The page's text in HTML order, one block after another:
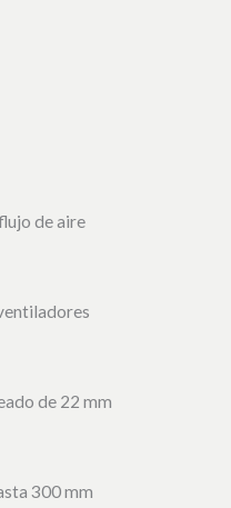
de aire
de 22 mm
300 mm